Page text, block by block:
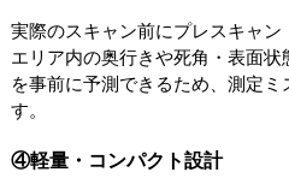
実際のスキャン前にプレスキャ
エリア内の奥行きや死角・表面
を事前に予測できるため、測定
す。
④軽量・コンパクト設計